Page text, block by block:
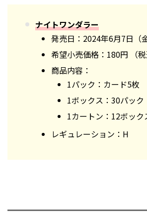
ナイトワンダラー
発売日：2024年6月7日（金
希望小売価格：180円 （税
商品内容：
1パック：カード5枚
1ボックス：30パック
1カートン：12ボック
レギュレーション：H